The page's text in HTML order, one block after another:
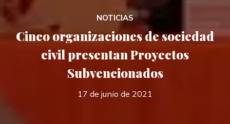
NOTICIAS
Cinco organizaciones de sociedad
civil presentan Proyectos
Subvencionados
17 de junio de 2021